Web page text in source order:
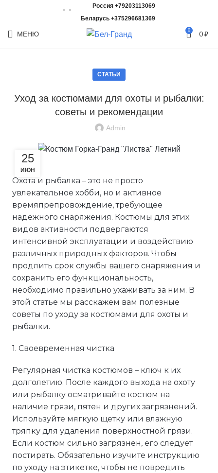
Россия +79203113069
Беларусь +375296681369
МЕНЮ 0 0₽
СТАТЬИ
Уход за костюмами для охоты и рыбалки:
советы и рекомендации
Admin
25
ИЮН
Охота и рыбалка – это не просто
увлекательное хобби, но и активное
времяпрепровождение, требующее
надежного снаряжения. Костюмы для этих
видов активности подвергаются
интенсивной эксплуатации и воздействию
различных природных факторов. Чтобы
продлить срок службы вашего снаряжения и
сохранить его функциональность,
необходимо правильно ухаживать за ним. В
этой статье мы расскажем вам полезные
советы по уходу за костюмами для охоты и
рыбалки.
1. Своевременная чистка
Регулярная чистка костюмов – ключ к их
долголетию. После каждого выхода на охоту
или рыбалку осматривайте костюм на
наличие грязи, пятен и других загрязнений.
Используйте мягкую щетку или влажную
тряпку для удаления поверхностной грязи.
Если костюм сильно загрязнен, его следует
постирать. Обязательно изучите инструкцию
по уходу на этикетке, чтобы не повредить